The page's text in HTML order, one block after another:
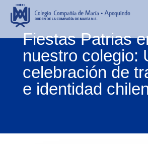
Fiestas Patrias
nuestro colegio:
celebración de
e identidad